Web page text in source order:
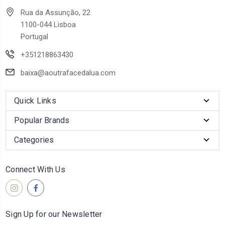
Rua da Assunção, 22
1100-044 Lisboa
Portugal
+351218863430
baixa@aoutrafacedalua.com
Quick Links
Popular Brands
Categories
Connect With Us
Sign Up for our Newsletter